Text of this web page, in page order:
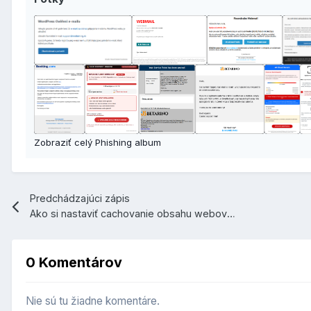
Zobraziť celý Phishing album
Predchádzajúci zápis
Ako si nastaviť cachovanie obsahu webovej stránky
0 Komentárov
Nie sú tu žiadne komentáre.